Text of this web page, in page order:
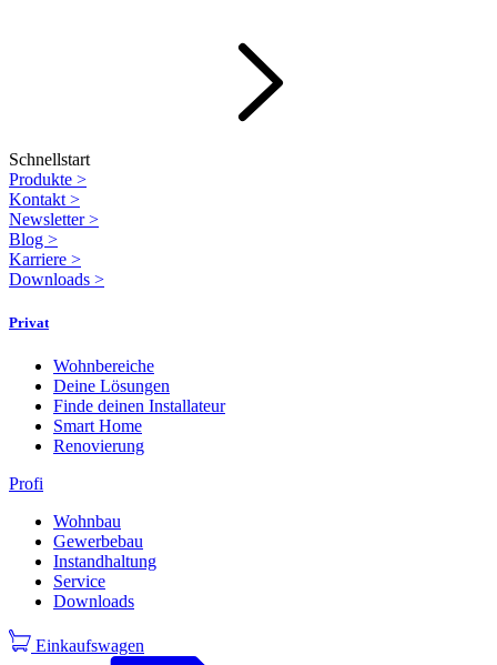
Schnellstart
Produkte >
Kontakt >
Newsletter>
Blog >
Karriere >
Downloads >
Privat
Wohnbereiche
Deine Lösungen
Finde deinen Installateur
Smart Home
Renovierung
Profi
Wohnbau
Gewerbebau
Instandhaltung
Service
Downloads
Einkaufswagen